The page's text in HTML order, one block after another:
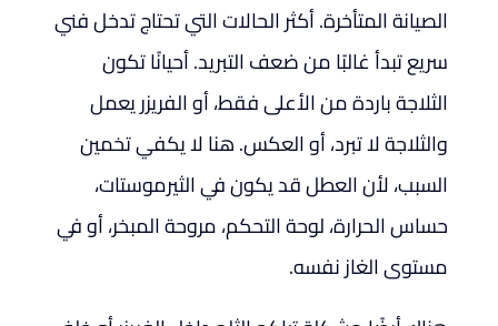
الصيانة المتأخرة. أكثر الحالات التي تحتاج تدخل فني
سريع تبدأ غالبًا من ضعف التبريد. أحيانًا تكون
الثلاجة باردة من الأعلى فقط، أو الفريزر يعمل
والثلاجة لا تبرد، أو العكس. هنا لا يكفي تخمين
السبب، لأن العطل قد يكون في الثيرموستات،
حساس الحرارة، لوحة التحكم، مروحة المبخر، أو في
مستوى الغاز نفسه.